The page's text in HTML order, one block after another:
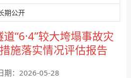
期公开
“6·4”较大垮塌事故灾
施落实情况评估报告
期：2026-05-28